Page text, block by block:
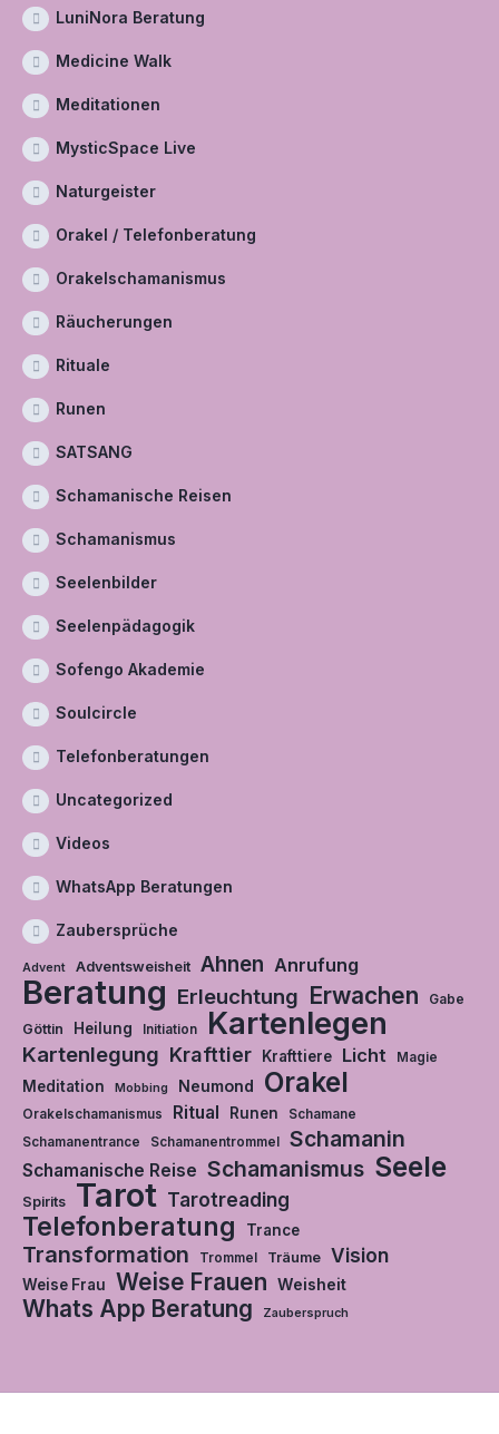
LuniNora Beratung
Medicine Walk
Meditationen
MysticSpace Live
Naturgeister
Orakel / Telefonberatung
Orakelschamanismus
Räucherungen
Rituale
Runen
SATSANG
Schamanische Reisen
Schamanismus
Seelenbilder
Seelenpädagogik
Sofengo Akademie
Soulcircle
Telefonberatungen
Uncategorized
Videos
WhatsApp Beratungen
Zaubersprüche
Advent Adventsweisheit Ahnen Anrufung
Beratung Erleuchtung Erwachen Gabe
Göttin Heilung Initiation Kartenlegen
Kartenlegung Krafttier Krafttiere Licht Magie
Meditation Mobbing Neumond Orakel
Orakelschamanismus Ritual Runen
Schamane
Schamanentrance
Schamanentrommel Schamanin
Schamanische Reise Schamanismus Seele
Spirits Tarot Tarotreading
Telefonberatung Trance
Transformation Trommel Träume Vision
Weise Frau Weise Frauen Weisheit
Whats App Beratung Zauberspruch